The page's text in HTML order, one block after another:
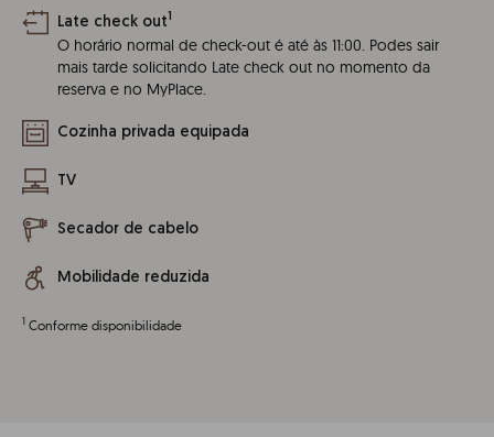
Late check out1
O horário normal de check-out é até às 11:00. Podes sair
mais tarde solicitando Late check out no momento da
reserva e no MyPlace.
Cozinha privada equipada
TV
Secador de cabelo
Mobilidade reduzida
1 Conforme disponibilidade